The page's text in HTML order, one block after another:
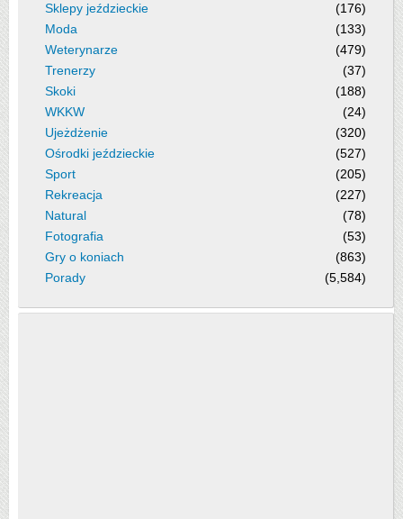
Sklepy jeździeckie
(176)
Moda
(133)
Weterynarze
(479)
Trenerzy
(37)
Skoki
(188)
WKKW
(24)
Ujeżdżenie
(320)
Ośrodki jeździeckie
(527)
Sport
(205)
Rekreacja
(227)
Natural
(78)
Fotografia
(53)
Gry o koniach
(863)
Porady
(5,584)